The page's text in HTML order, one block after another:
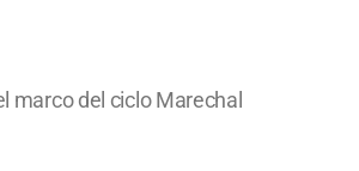
marco del ciclo Marechal